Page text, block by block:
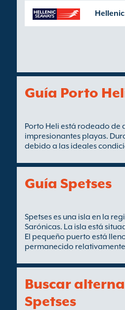
Guía Porto
Porto Heli está rodeado de
impresionantes playas.
debido a las ideales
Guía Spetses
Spetses es una isla en la
Sarónicas. La isla está
El pequeño puerto está
permanecido
Buscar
Spetses